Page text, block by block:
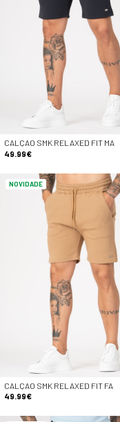
CALÇAO SMK RELAXED FIT MA
49.99€
NOVIDADE
CALÇAO SMK RELAXED FIT FA
49.99€